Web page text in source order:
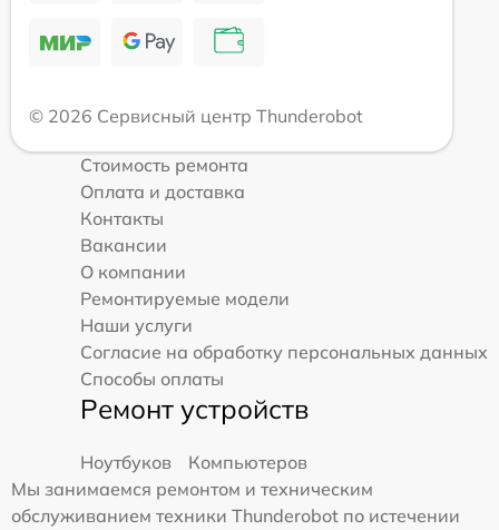
© 2026 Сервисный центр Thunderobot
Стоимость ремонта
Оплата и доставка
Контакты
Вакансии
О компании
Ремонтируемые модели
Наши услуги
Согласие на обработку персональных данных
Способы оплаты
Ремонт устройств
Ноутбуков
Компьютеров
Мы занимаемся ремонтом и техническим
обслуживанием техники Thunderobot по истечении